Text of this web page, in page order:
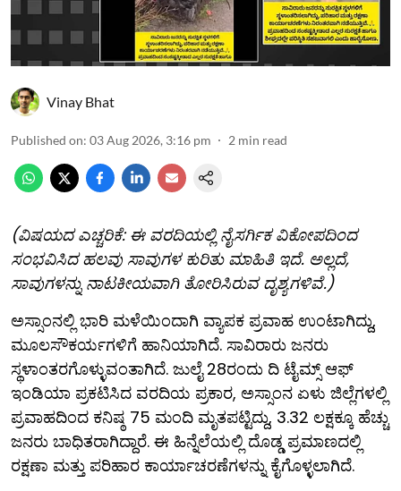
Vinay Bhat
Published on: 03 Aug 2026, 3:16 pm 2 min read
(ವಿಷಯದ ಎಚ್ಚರಿಕೆ: ಈ ವರದಿಯಲ್ಲಿ ನೈಸರ್ಗಿಕ ವಿಕೋಪದಿಂದ
ಸಂಭವಿಸಿದ ಹಲವು ಸಾವುಗಳ ಕುರಿತು ಮಾಹಿತಿ ಇದೆ. ಅಲ್ಲದೆ,
ಸಾವುಗಳನ್ನು ನಾಟಕೀಯವಾಗಿ ತೋರಿಸಿರುವ ದೃಶ್ಯಗಳಿವೆ.)
ಅಸ್ಸಾಂನಲ್ಲಿ ಭಾರಿ ಮಳೆಯಿಂದಾಗಿ ವ್ಯಾಪಕ ಪ್ರವಾಹ ಉಂಟಾಗಿದ್ದು,
ಮೂಲಸೌಕರ್ಯಗಳಿಗೆ ಹಾನಿಯಾಗಿದೆ. ಸಾವಿರಾರು ಜನರು
ಸ್ಥಳಾಂತರಗೊಳ್ಳುವಂತಾಗಿದೆ. ಜುಲೈ 28ರಂದು ದಿ ಟೈಮ್ಸ್ ಆಫ್
ಇಂಡಿಯಾ ಪ್ರಕಟಿಸಿದ ವರದಿಯ ಪ್ರಕಾರ, ಅಸ್ಸಾಂನ ಏಳು ಜಿಲ್ಲೆಗಳಲ್ಲಿ
ಪ್ರವಾಹದಿಂದ ಕನಿಷ್ಠ 75 ಮಂದಿ ಮೃತಪಟ್ಟಿದ್ದು, 3.32 ಲಕ್ಷಕ್ಕೂ ಹೆಚ್ಚು
ಜನರು ಬಾಧಿತರಾಗಿದ್ದಾರೆ. ಈ ಹಿನ್ನೆಲೆಯಲ್ಲಿ ದೊಡ್ಡ ಪ್ರಮಾಣದಲ್ಲಿ
ರಕ್ಷಣಾ ಮತ್ತು ಪರಿಹಾರ ಕಾರ್ಯಾಚರಣೆಗಳನ್ನು ಕೈಗೊಳ್ಳಲಾಗಿದೆ.